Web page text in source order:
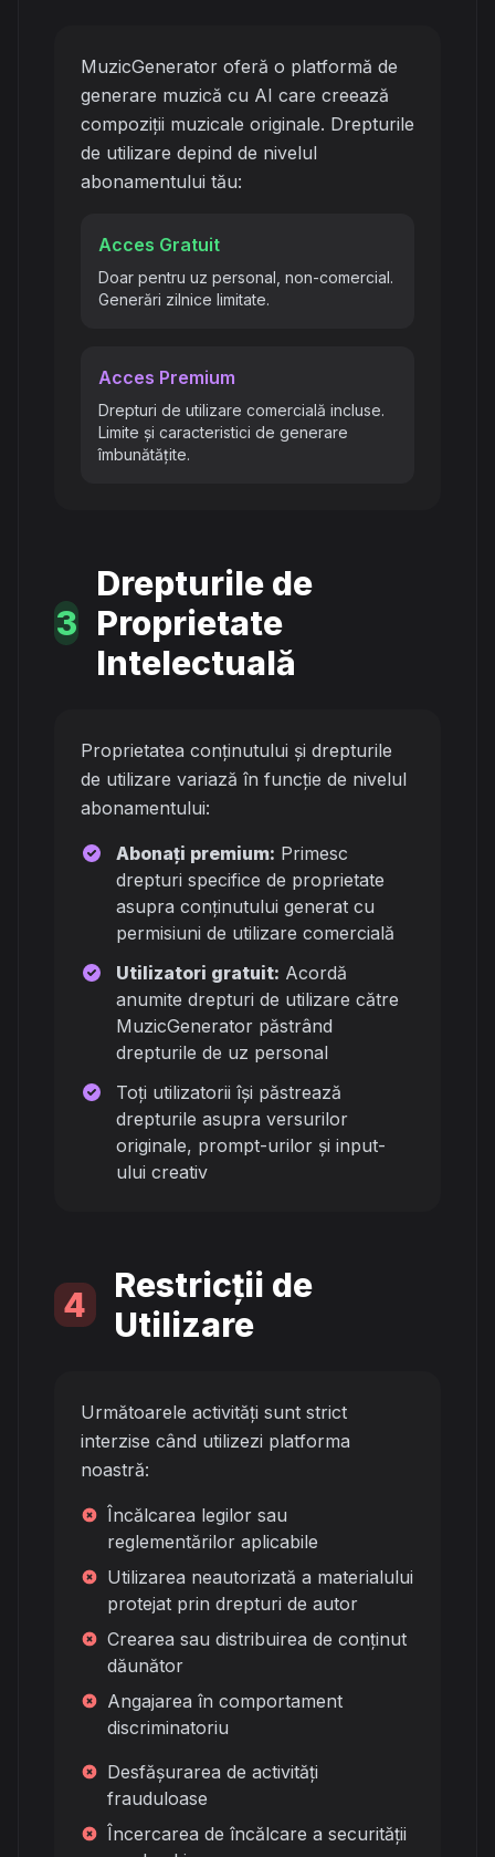
MuzicGenerator oferă o platformă de
generare muzică cu AI care creează
compoziții muzicale originale. Drepturile
de utilizare depind de nivelul
abonamentului tău:
Acces Gratuit
Doar pentru uz personal, non-comercial.
Generări zilnice limitate.
Acces Premium
Drepturi de utilizare comercială incluse.
Limite și caracteristici de generare
îmbunătățite.
3
Drepturile de
Proprietate
Intelectuală
Proprietatea conținutului și drepturile
de utilizare variază în funcție de nivelul
abonamentului:
Abonați premium: Primesc
drepturi specifice de proprietate
asupra conținutului generat cu
permisiuni de utilizare comercială
Utilizatori gratuit: Acordă
anumite drepturi de utilizare către
MuzicGenerator păstrând
drepturile de uz personal
Toți utilizatorii își păstrează
drepturile asupra versurilor
originale, prompt-urilor și input-
ului creativ
4
Restricții de
Utilizare
Următoarele activități sunt strict
interzise când utilizezi platforma
noastră:
Încălcarea legilor sau
reglementărilor aplicabile
Utilizarea neautorizată a materialului
protejat prin drepturi de autor
Crearea sau distribuirea de conținut
dăunător
Angajarea în comportament
discriminatoriu
Desfășurarea de activități
frauduloase
Încercarea de încălcare a securității